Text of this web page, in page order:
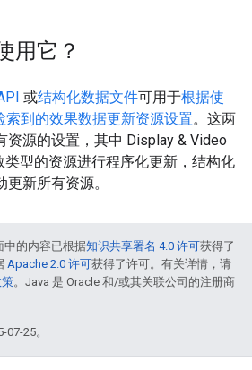
用它？
或结构化数据文件可用于根据使
索到的效果数据更新资源设置。这两
资源的设置，其中 Display & Video
型的资源进行程序化更新，结构化
新所有资源。
中的内容已根据知识共享署名 4.0 许可获得了
Apache 2.0 许可获得了许可。有关详情，请
。Java 是 Oracle 和/或其关联公司的注册商
25。